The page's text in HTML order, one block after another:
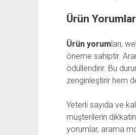
Ürün
Ürün yorum ları,
öneme sahiptir.
ödüllendirir. Bu
zenginleştirir hem
Yeterli sayıda ve
müşterilerin
yorumlar, arama